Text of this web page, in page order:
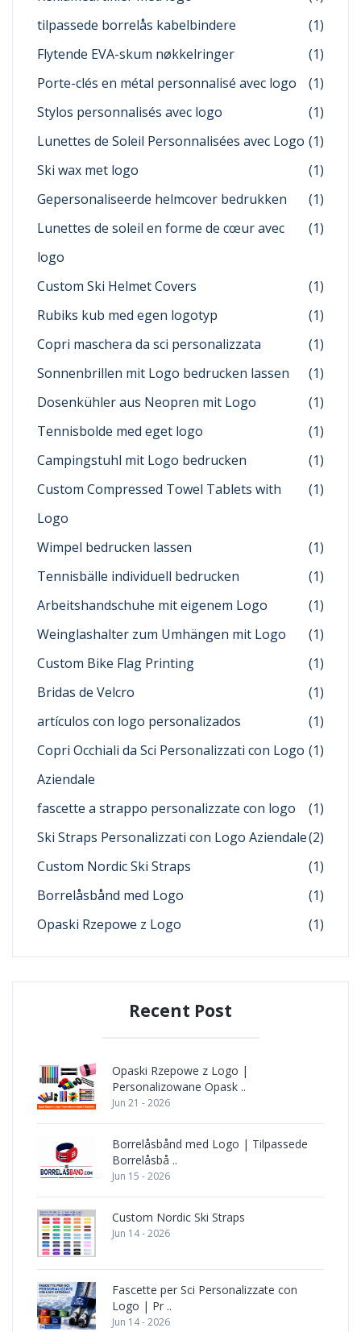
tilpassede borrelås kabelbindere
(1)
Flytende EVA-skum nøkkelringer
(1)
Porte-clés en métal personnalisé avec logo
(1)
Stylos personnalisés avec logo
(1)
Lunettes de Soleil Personnalisées avec Logo (1)
Ski wax met logo
(1)
Gepersonaliseerde helmcover bedrukken
(1)
Lunettes de soleil en forme de cœur avec
logo
(1)
Custom Ski Helmet Covers
(1)
Rubiks kub med egen logotyp
(1)
Copri maschera da sci personalizzata
(1)
Sonnenbrillen mit Logo bedrucken lassen
(1)
Dosenkühler aus Neopren mit Logo
(1)
Tennisbolde med eget logo
(1)
Campingstuhl mit Logo bedrucken
(1)
Custom Compressed Towel Tablets with
Logo
(1)
Wimpel bedrucken lassen
(1)
Tennisbälle individuell bedrucken
(1)
Arbeitshandschuhe mit eigenem Logo
(1)
Weinglashalter zum Umhängen mit Logo
(1)
Custom Bike Flag Printing
(1)
Bridas de Velcro
(1)
artículos con logo personalizados
(1)
Copri Occhiali da Sci Personalizzati con Logo
Aziendale
(1)
fascette a strappo personalizzate con logo
(1)
Ski Straps Personalizzati con Logo Aziendale(2)
Custom Nordic Ski Straps
(1)
Borrelåsbånd med Logo
(1)
Opaski Rzepowe z Logo
(1)
Recent Post
Opaski Rzepowe z Logo |
Personalizowane Opask ..
Jun 21 - 2026
Borrelåsbånd med Logo | Tilpassede
Borrelåsbå ..
Jun 15 - 2026
Custom Nordic Ski Straps
Jun 14 - 2026
Fascette per Sci Personalizzate con
Logo | Pr ..
Jun 14 - 2026